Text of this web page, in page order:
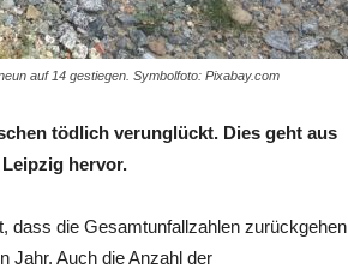
auf 14 gestiegen. Symbolfoto: Pixabay.com
tödlich verunglückt. Dies geht aus
hervor.
dass die Gesamtunfallzahlen zurückgehen
Jahr. Auch die Anzahl der